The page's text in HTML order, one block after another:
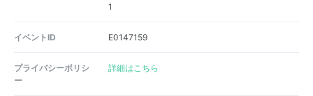
1
イベントID E0147159
プライバシーポリシ
ー
詳細はこちら